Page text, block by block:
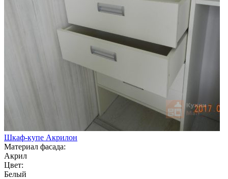
Шкаф-купе Акрилон
Материал фасада:
Акрил
Цвет:
Белый